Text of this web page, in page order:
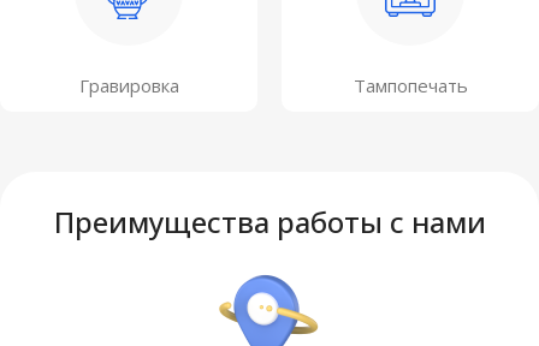
Гравировка Тампопечать
Преимущества работы с нами